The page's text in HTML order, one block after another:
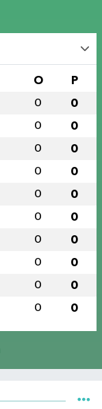
O P
0 0
0 0
0 0
0 0
0 0
0 0
0 0
0 0
0 0
0 0